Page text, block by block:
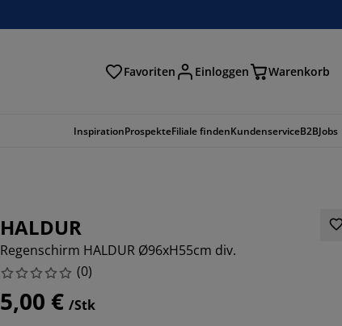
Favoriten Einloggen Warenkorb
InspirationProspekteFiliale findenKundenserviceB2BJobs
HALDUR
Regenschirm HALDUR Ø96xH55cm div.
(0)
5,00 € /Stk